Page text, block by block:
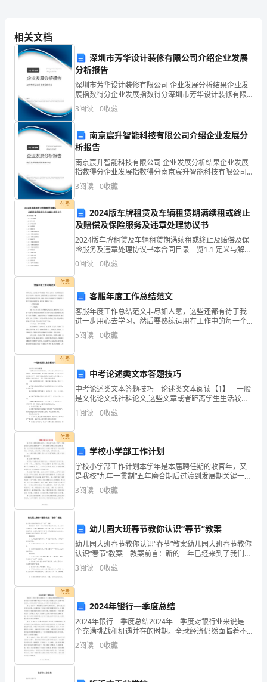
A:Why,whywouldstarvethepolarbear?
IstherenofishintheArctic?
rapidreduction.Thepolarbearsaredifficulttosurvive.
levelsfloodedbythesea.
housequicklymelted.Theirhomeisgraduallydisappearing.
warming?
Isitduetotheincreaseofpopulation?
fartwillleadtoglobalwarming.
protectionfactory.Toachieveenergy-
savingemissionreduction.
conditioningandpet.
‘’
B:Oh,no
第二篇：全球变暖英文资料
’
’
’
相关文档
深圳市芳华设计装修有限公司介绍企业发展
分析报告
深圳市芳华设计装修有限公司 企业发展分析结果企业发
展指数得分企业发展指数得分深圳市芳华设计装修有限
公司综合得分说明：企业发展指数根据企业规模、企业
创新、企业风险、企业活力四个维度对企业发展情况进
3阅读 0收藏
南京宸升智能科技有限公司介绍企业发展分
析报告
南京宸升智能科技有限公司 企业发展分析结果企业发展
指数得分企业发展指数得分南京宸升智能科技有限公司
综合得分说明：企业发展指数根据企业规模、企业创
新、企业风险、企业活力四个维度对企业发展情况进行
3阅读 0收藏
付费
2024版车牌租赁及车辆租赁期满续租或终止
及赔偿及保险服务及违章处理协议书
2024版车牌租赁及车辆租赁期满续租或终止及赔偿及保
险服务及违章处理协议书本合同目录一览1.1 定义与解释
1.2 合同主体1.3 合同标的物1.4 合同期限2.1 车牌租赁
2.1.1 车牌使用范围2.
0阅读 0收藏
付费
客服年度工作总结范文
客服年度工作总结范文非尽如人意，这些还都有待于我
进一步用心去学习，然后要熟练运用在工作中的每一个
细节里。这段时间里我有过反省和思考，在这里既对自
己前段时间工作批评，也做一些总结，如何做好自己争
5阅读 0收藏
付费
中考论述类文本答题技巧
中考论述类文本答题技巧 论述类文本阅读【1】 一般
是文化论文或社科论文,这些文章或者距离学生生活较
远，或者内容艰深，或者专业术语较多，不少同学在考
试的压力之下，没有兴趣也很难集中注意力认真读懂文
1阅读 0收藏
付费
学校小学部工作计划
学校小学部工作计划本学年是本届聘任期的收官年，又
是我校“九年一贯制”五年磨合期后过渡到发展期关键一
年。本学期我校小学部工作的总体要求是：认真贯彻落
实《安海镇教委办工作计划》和学校工作计划。找准定
3阅读 0收藏
幼儿园大班春节教你认识“春节”教案
幼儿园大班春节教你认识“春节”教案幼儿园大班春节教你
认识“春节”教案 教案前言：新的一年已经来到了我们的
身边，幼儿园的小朋友们，大家了解新年的.来历和意义
吗？作为中国人的传统节日，大家又了解多少呢
3阅读 0收藏
付费
2024年银行一季度总结
2024年银行一季度总结2024年一季度对银行业来说是一
个充满挑战和机遇并存的时期。全球经济仍然面临着不
确定性和不稳定性，但是银行业通过创新和适应能力，
成功地应对了这些挑战，并取得了令人振奋的成果。首
2阅读 0收藏